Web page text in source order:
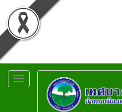
Toggle
navigation